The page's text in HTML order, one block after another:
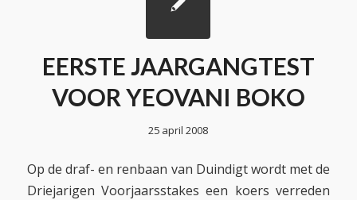
EERSTE JAARGANGTEST
VOOR YEOVANI BOKO
25 april 2008
Op de draf- en renbaan van Duindigt wordt met de
Driejarigen Voorjaarsstakes een koers verreden